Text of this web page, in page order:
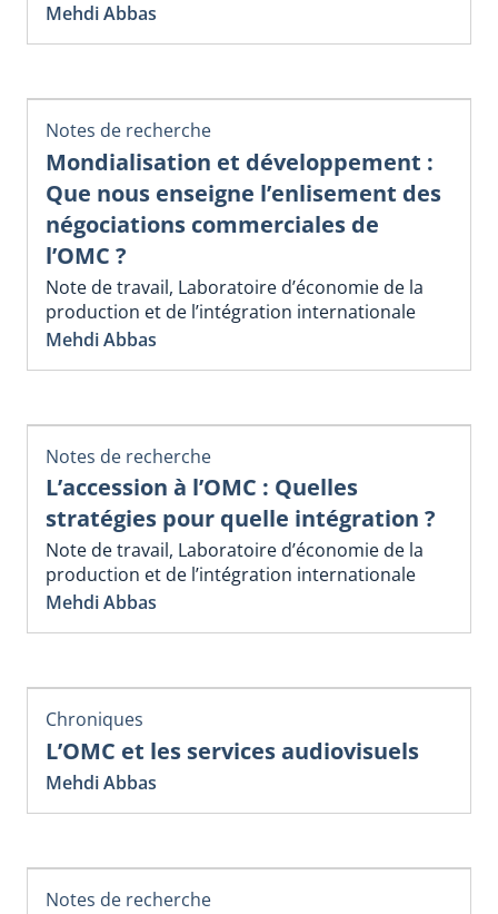
Mehdi Abbas
Notes de recherche
Mondialisation et développement :
Que nous enseigne l’enlisement des
négociations commerciales de
l’OMC ?
Note de travail, Laboratoire d’économie de la
production et de l’intégration internationale
Mehdi Abbas
Notes de recherche
L’accession à l’OMC : Quelles
stratégies pour quelle intégration ?
Note de travail, Laboratoire d’économie de la
production et de l’intégration internationale
Mehdi Abbas
Chroniques
L’OMC et les services audiovisuels
Mehdi Abbas
Notes de recherche